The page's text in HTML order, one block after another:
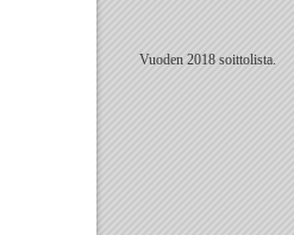
Vuoden 2018 soittolista.